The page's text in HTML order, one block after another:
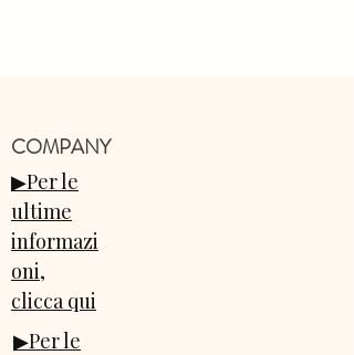
​COMPANY
▶Per le
ultime
informazi
oni,
clicca qui
▶Per le